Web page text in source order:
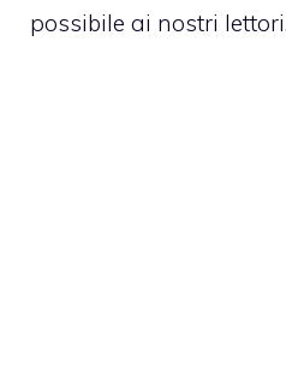
possibile ai nostri lettori.